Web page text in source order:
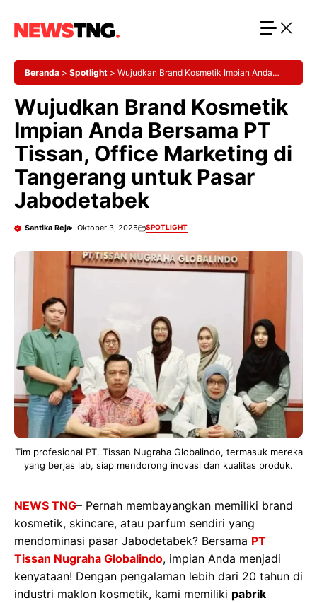
Beranda > Spotlight > Wujudkan Brand Kosmetik Impian Anda
Jabodetabek
Wujudkan Brand Kosmetik
Impian Anda Bersama PT
Tissan, Office Marketing di
Tangerang untuk Pasar
Jabodetabek
Santika Reja Oktober 3, 2025 SPOTLIGHT
Tim profesional PT. Tissan Nugraha Globalindo, termasuk mereka
yang berjas lab, siap mendorong inovasi dan kualitas produk.
NEWS TNG– Pernah membayangkan memiliki brand
kosmetik, skincare, atau parfum sendiri yang
mendominasi pasar Jabodetabek? Bersama PT
Tissan Nugraha Globalindo, impian Anda menjadi
kenyataan! Dengan pengalaman lebih dari 20 tahun di
industri maklon kosmetik, kami memiliki pabrik